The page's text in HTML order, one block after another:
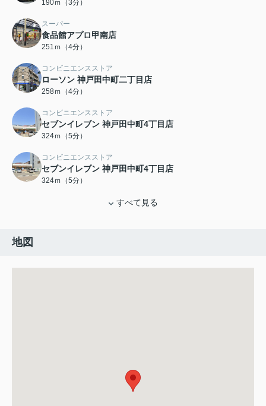
190ｍ（3分）
スーパー
食品館アプロ甲南店
251ｍ（4分）
コンビニエンスストア
ローソン 神戸田中町二丁目店
258ｍ（4分）
コンビニエンスストア
セブンイレブン 神戸田中町4丁目店
324ｍ（5分）
コンビニエンスストア
セブンイレブン 神戸田中町4丁目店
324ｍ（5分）
すべて見る
地図